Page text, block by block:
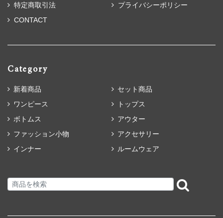
特定商取引法
プライバシーポリシー
CONTACT
Category
新着商品
セット商品
ワンピース
トップス
ボトムス
アウター
ファッション小物
アクセサリー
インナー
ルームウェア